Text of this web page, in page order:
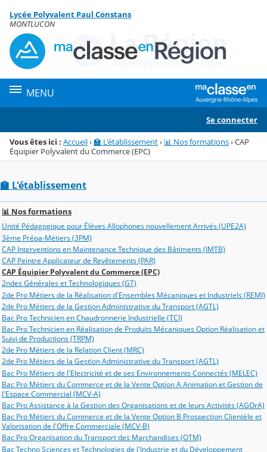
Menu de la rubrique
Contenu
Lycée Polyvalent Paul Constans
MONTLUCON
MENU
Se connecter
Vous êtes ici : Accueil›🏫 L'établissement› 📊 Nos formations›CAP
Équipier Polyvalent du Commerce (EPC)
🏫 L'établissement
📊 Nos formations
Unité Pédagogique pour Élèves Allophones nouvellement Arrivés (UPE2A)
3ème Prépa-Métiers (3PM)
CAP Interventions en Maintenance Technique des Bâtiments (IMTB)
CAP Peintre Applicateur de Revêtements (PAR)
CAP Équipier Polyvalent du Commerce (EPC)
2ndes Générales et Technologiques (GT)
2de Pro Métiers de la Réalisation d'Ensembles Mécaniques et Industriels (REMI)
2de Pro Métiers de la Gestion Administrative du Transport (AGTL)
Bac Pro Technicien en Chaudronnerie Industrielle (TCI)
Bac Pro Technicien en Réalisation de Produits Mécaniques Option Réalisation et
Suivi de Productions (TRPM)
2de Pro Métiers de la Relation Client (MRC)
2de Pro Métiers de la Gestion Administrative du Transport (AGTL)
Bac Pro Métiers de l'Electricité et de ses Environnements Connectés (MELEC)
Bac Pro Métiers du Commerce et de la Vente Option A Animation et Gestion de
l'Espace Commercial (MCV-A)
Bac Pro Assistance à la Gestion des Organisations et de leurs Activités (AGOrA)
Bac Pro Métiers du Commerce et de la Vente Option B Prospection Clientèle et
Valorisation de l'Offre Commerciale (MCV-B)
Bac Pro Organisation du Transport des Marchandises (OTM)
Bac Techno Sciences et Technologies de l'Industrie et du Développement